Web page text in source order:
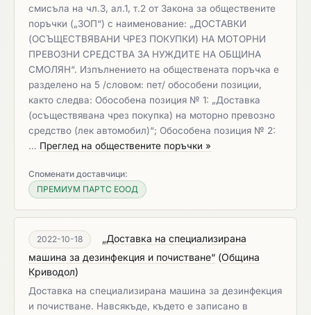
смисъла на чл.3, ал.1, т.2 от Закона за обществените
поръчки („ЗОП“) с наименование: „ДОСТАВКИ
(ОСЪЩЕСТВЯВАНИ ЧРЕЗ ПОКУПКИ) НА МОТОРНИ
ПРЕВОЗНИ СРЕДСТВА ЗА НУЖДИТЕ НА ОБЩИНА
СМОЛЯН“. Изпълнението на обществената поръчка е
разделено на 5 /словом: пет/ обособени позиции,
както следва: Обособена позиция № 1: „Доставка
(осъществявана чрез покупка) на моторно превозно
средство (лек автомобил)“; Обособена позиция № 2:
… Преглед на обществените поръчки »
Споменати доставчици:
ПРЕМИУМ ПАРТС ЕООД
2022-10-18
„Доставка на специализирана
машина за дезинфекция и почистване“ (Община
Криводол)
Доставка на специализирана машина за дезинфекция
и почистване. Навсякъде, където е записано в